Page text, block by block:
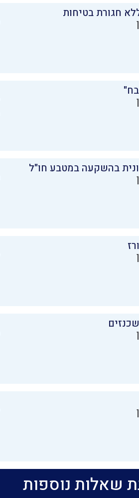
חגורת בטיחות
בהשקעה במטבע חו"ל
שאלות נוספות